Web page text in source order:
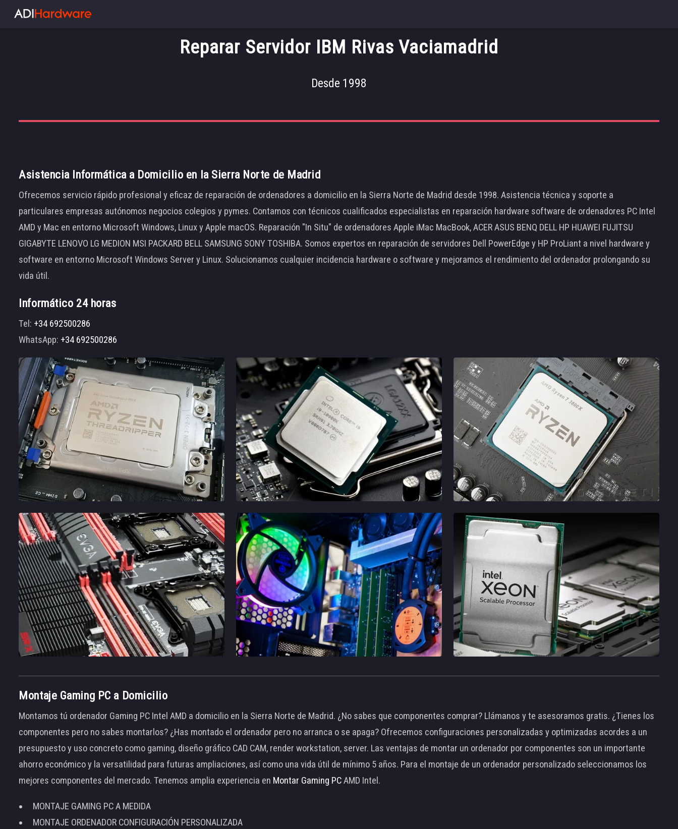
Reparar Servidor IBM Rivas Vaciamadrid
Desde 1998
Asistencia Informática a Domicilio en la Sierra Norte de Madrid
Ofrecemos servicio rápido profesional y eficaz de reparación de ordenadores a domicilio en la Sierra Norte de Madrid desde 1998. Asistencia técnica y soporte a
particulares empresas autónomos negocios colegios y pymes. Contamos con técnicos cualificados especialistas en reparación hardware software de ordenadores PC Intel
AMD y Mac en entorno Microsoft Windows, Linux y Apple macOS. Reparación "In Situ" de ordenadores Apple iMac MacBook, ACER ASUS BENQ DELL HP HUAWEI FUJITSU
GIGABYTE LENOVO LG MEDION MSI PACKARD BELL SAMSUNG SONY TOSHIBA. Somos expertos en reparación de servidores Dell PowerEdge y HP ProLiant a nivel hardware y
software en entorno Microsoft Windows Server y Linux. Solucionamos cualquier incidencia hardware o software y mejoramos el rendimiento del ordenador prolongando su
vida útil.
Informático 24 horas
Tel: +34 692500286
WhatsApp: +34 692500286
Montaje Gaming PC a Domicilio
Montamos tú ordenador Gaming PC Intel AMD a domicilio en la Sierra Norte de Madrid. ¿No sabes que componentes comprar? Llámanos y te asesoramos gratis. ¿Tienes los
componentes pero no sabes montarlos? ¿Has montado el ordenador pero no arranca o se apaga? Ofrecemos configuraciones personalizadas y optimizadas acordes a un
presupuesto y uso concreto como gaming, diseño gráfico CAD CAM, render workstation, server. Las ventajas de montar un ordenador por componentes son un importante
ahorro económico y la versatilidad para futuras ampliaciones, así como una vida útil de mínimo 5 años. Para el montaje de un ordenador personalizado seleccionamos los
mejores componentes del mercado. Tenemos amplia experiencia en Montar Gaming PCAMD Intel.
MONTAJE GAMING PC A MEDIDA
MONTAJE ORDENADOR CONFIGURACIÓN PERSONALIZADA